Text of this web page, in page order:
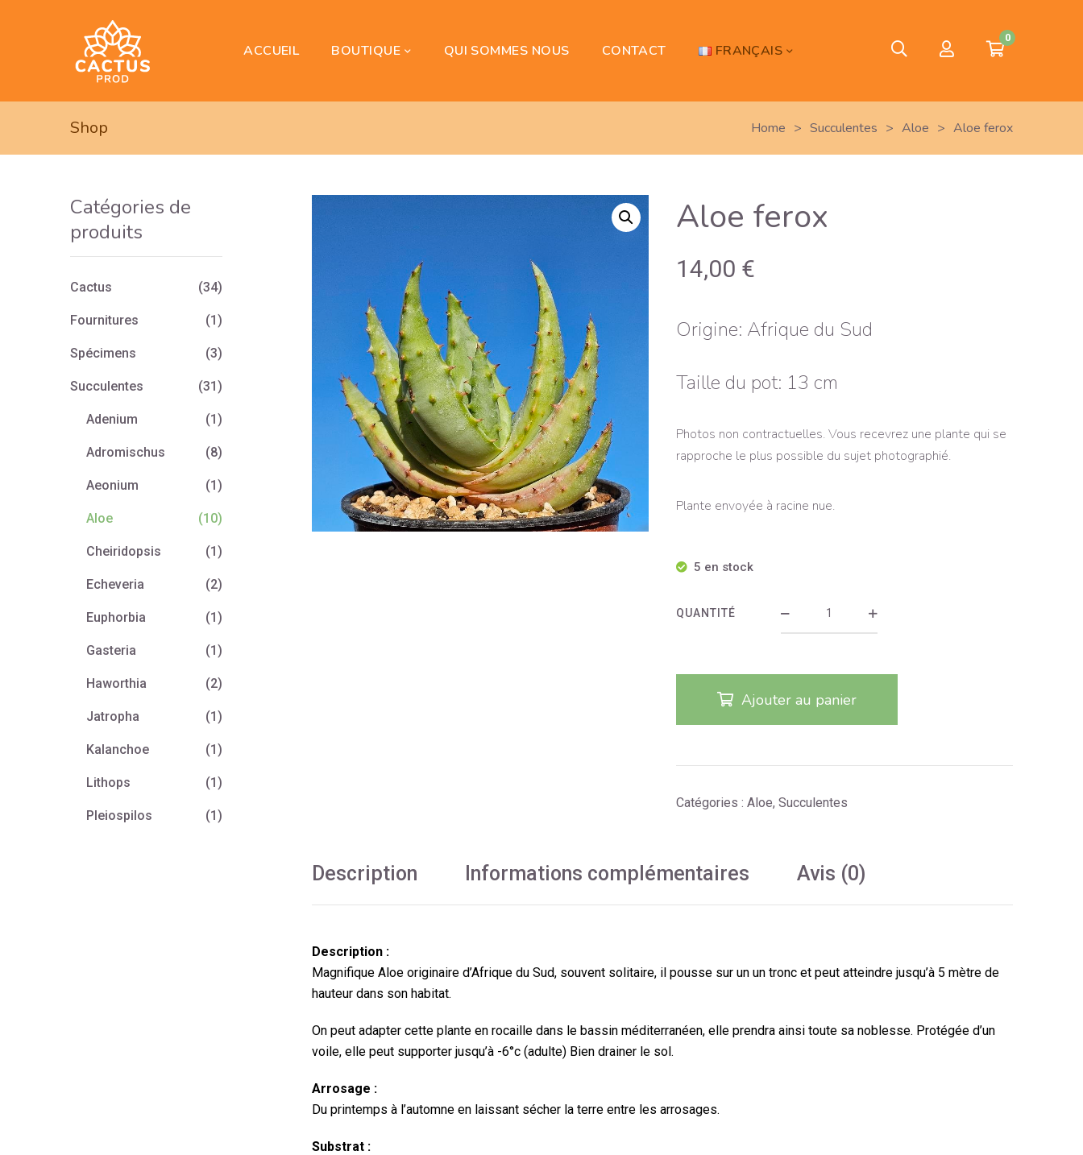
ACCUEIL BOUTIQUE QUI SOMMES NOUS CONTACT FRANÇAIS
0
Shop Home > Succulentes > Aloe > Aloe ferox
Aloe ferox
14,00 €
Origine: Afrique du Sud
Taille du pot: 13 cm
Photos non contractuelles. Vous recevrez une plante qui se
rapproche le plus possible du sujet photographié.
Plante envoyée à racine nue.
5 en stock
QUANTITÉ
Ajouter au panier
Catégories :Aloe,Succulentes
Description Informations complémentaires Avis (0)
Description :
Magnifique Aloe originaire d’Afrique du Sud, souvent solitaire, il pousse sur un un tronc et peut atteindre jusqu’à 5 mètre de
hauteur dans son habitat.
On peut adapter cette plante en rocaille dans le bassin méditerranéen, elle prendra ainsi toute sa noblesse. Protégée d’un
voile, elle peut supporter jusqu’à -6°c (adulte) Bien drainer le sol.
Arrosage :
Du printemps à l’automne en laissant sécher la terre entre les arrosages.
Substrat :
Catégories de
produits
Cactus (34)
Fournitures (1)
Spécimens (3)
Succulentes (31)
Adenium (1)
Adromischus (8)
Aeonium (1)
Aloe (10)
Cheiridopsis (1)
Echeveria (2)
Euphorbia (1)
Gasteria (1)
Haworthia (2)
Jatropha (1)
Kalanchoe (1)
Lithops (1)
Pleiospilos (1)